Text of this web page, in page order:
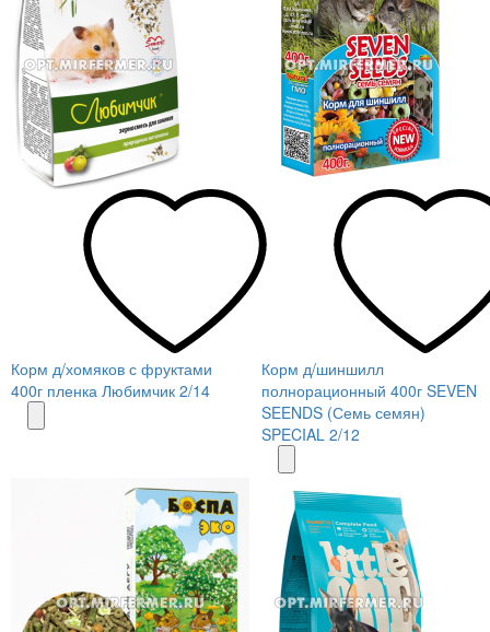
Корм д/хомяков с фруктами
400г пленка Любимчик 2/14
Корм д/шиншилл
полнорационный 400г SEVEN
SEENDS (Семь семян)
SPECIAL 2/12